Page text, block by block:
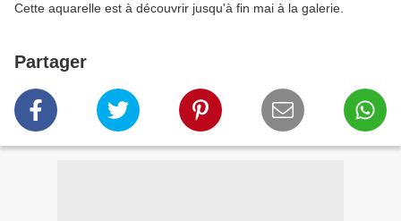
Cette aquarelle est à découvrir jusqu'à fin mai à la galerie.
Partager